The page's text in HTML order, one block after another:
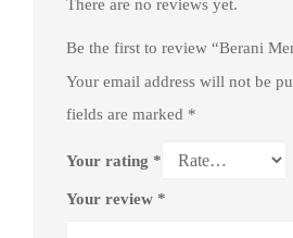
There are no reviews yet.
Be the first to review “Berani
Your email address will not be
fields are marked *
Your rating *
Your review *